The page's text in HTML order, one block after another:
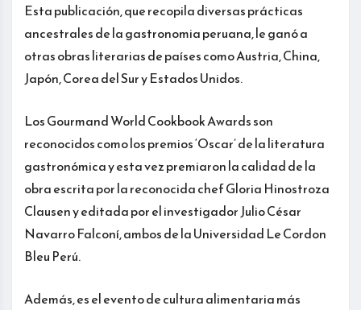
Esta publicación, que recopila diversas prácticas
ancestrales de la gastronomia peruana, le ganó a
otras obras literarias de países como Austria, China,
Japón, Corea del Sur y Estados Unidos.
Los Gourmand World Cookbook Awards son
reconocidos como los premios ‘Oscar’ de la literatura
gastronómica y esta vez premiaron la calidad de la
obra escrita por la reconocida chef Gloria Hinostroza
Clausen y editada por el investigador Julio César
Navarro Falconí, ambos de la Universidad Le Cordon
Bleu Perú.
Además, es el evento de cultura alimentaria más